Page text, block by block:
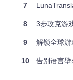
性能与识别速度
特征
：高配置电
技术本质：引擎
诊断方法：打开
7
8 3步攻克游戏
9 解锁全球游戏内
10 告别语言壁